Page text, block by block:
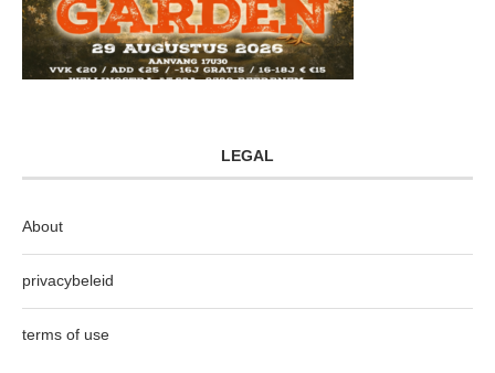
LEGAL
About
privacybeleid
terms of use